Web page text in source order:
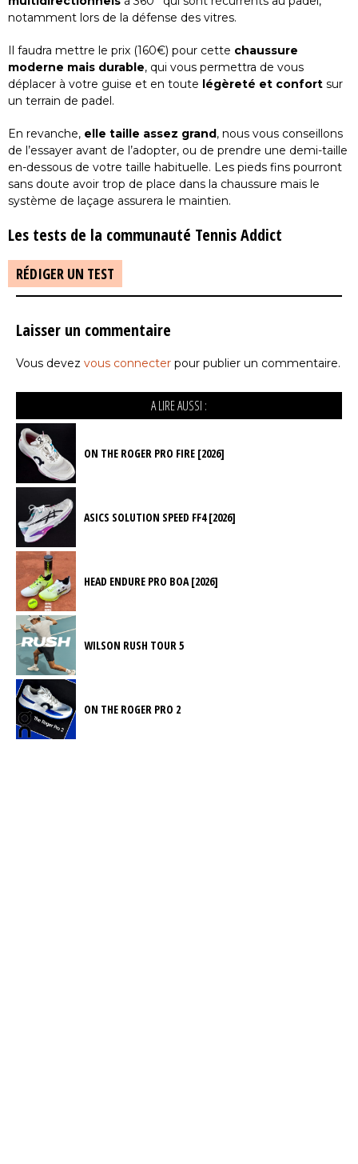
notamment lors de la défense des vitres.
Il faudra mettre le prix (160€) pour cette chaussure
moderne mais durable, qui vous permettra de vous
déplacer à votre guise et en toute légèreté et confort sur
un terrain de padel.
En revanche, elle taille assez grand, nous vous conseillons
de l’essayer avant de l’adopter, ou de prendre une demi-taille
en-dessous de votre taille habituelle. Les pieds fins pourront
sans doute avoir trop de place dans la chaussure mais le
système de laçage assurera le maintien.
Les tests de la communauté Tennis Addict
RÉDIGER UN TEST
Laisser un commentaire
Vous devez vous connecter pour publier un commentaire.
A LIRE AUSSI :
ON THE ROGER PRO FIRE [2026]
ASICS SOLUTION SPEED FF4 [2026]
HEAD ENDURE PRO BOA [2026]
WILSON RUSH TOUR 5
ON THE ROGER PRO 2